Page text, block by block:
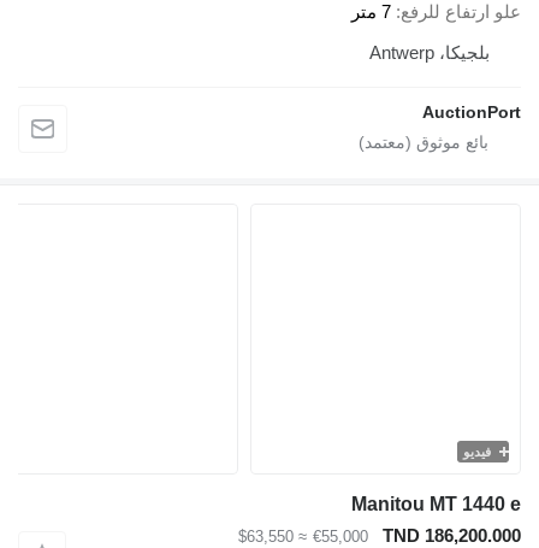
علو ارتفاع للرفع 7 متر
بلجيكا، Antwerp
AuctionPort
فيديو
Manitou MT 1440 e
TND 186,200.000
€55,000
≈ $63,550